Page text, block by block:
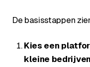
De basisstappen
Kies een
kleine